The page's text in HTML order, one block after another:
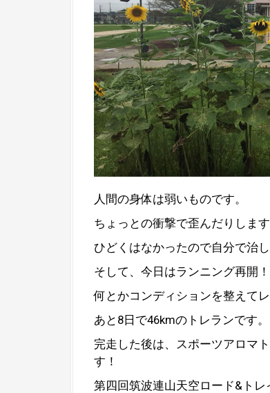
人間の身体は弱いものです。
ちょっとの衝撃で歪んだりします
ひどくはなかったので自分で治し
そして、今日はランニング再開！
何とかコンディションを整えて
あと8日で46kmのトレランです。
完走した後は、スポーツアロマ
す！
第四回筑波連山天空ロード&トレ